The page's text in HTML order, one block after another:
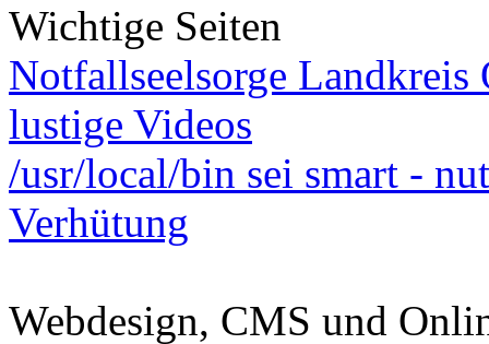
Wichtige Seiten
Notfallseelsorge Landkreis
lustige Videos
/usr/local/bin sei smart -
Verhütung
Webdesign, CMS und